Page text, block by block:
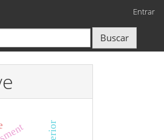
Entrar
Buscar